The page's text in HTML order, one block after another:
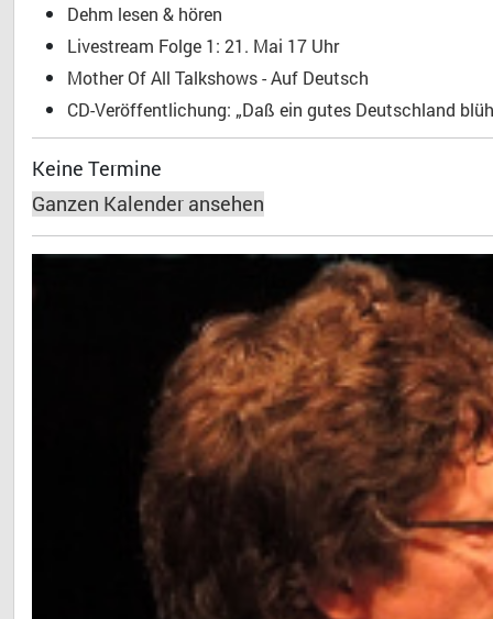
Dehm lesen & hören
Livestream Folge 1: 21. Mai 17 Uhr
Mother Of All Talkshows - Auf Deutsch
CD-Veröffentlichung: „Daß ein gutes Deutschland
Keine Termine
Ganzen Kalender ansehen